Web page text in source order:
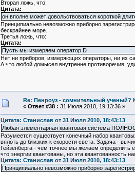
Вторая ложь, что:
Цитата:
он вполне может довольствоваться короткой
Принципиально невозможно приборно
бескрайнее море.
Третья ложь, что:
Цитата:
Пусть мы измеряем оператор D
Нет ни приборов, измеряющих операторы, ни их
А что любой домысел внутренне противоречив,
Re: Пенроуз - сомнительный ученый?
« Ответ #38 : 31 Июля 2010, 19:13:36 »
Цитата: Станислав от 31 Июля 2010, 18:43:13
Любая элементарная квантовая система
Разумеется существует конечный набор
вплоть до близких к скорости света. Задача -
Гейзенберга - чем точнее мы желаем
что энергии квантованы, но эта квантованность
Цитата: Станислав от 31 Июля 2010, 18:43:13
Принципиально невозможно приборно